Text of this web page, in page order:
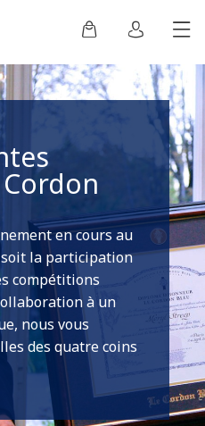
en cours au
la participation
compétitions
à un
nous vous
des quatre coins